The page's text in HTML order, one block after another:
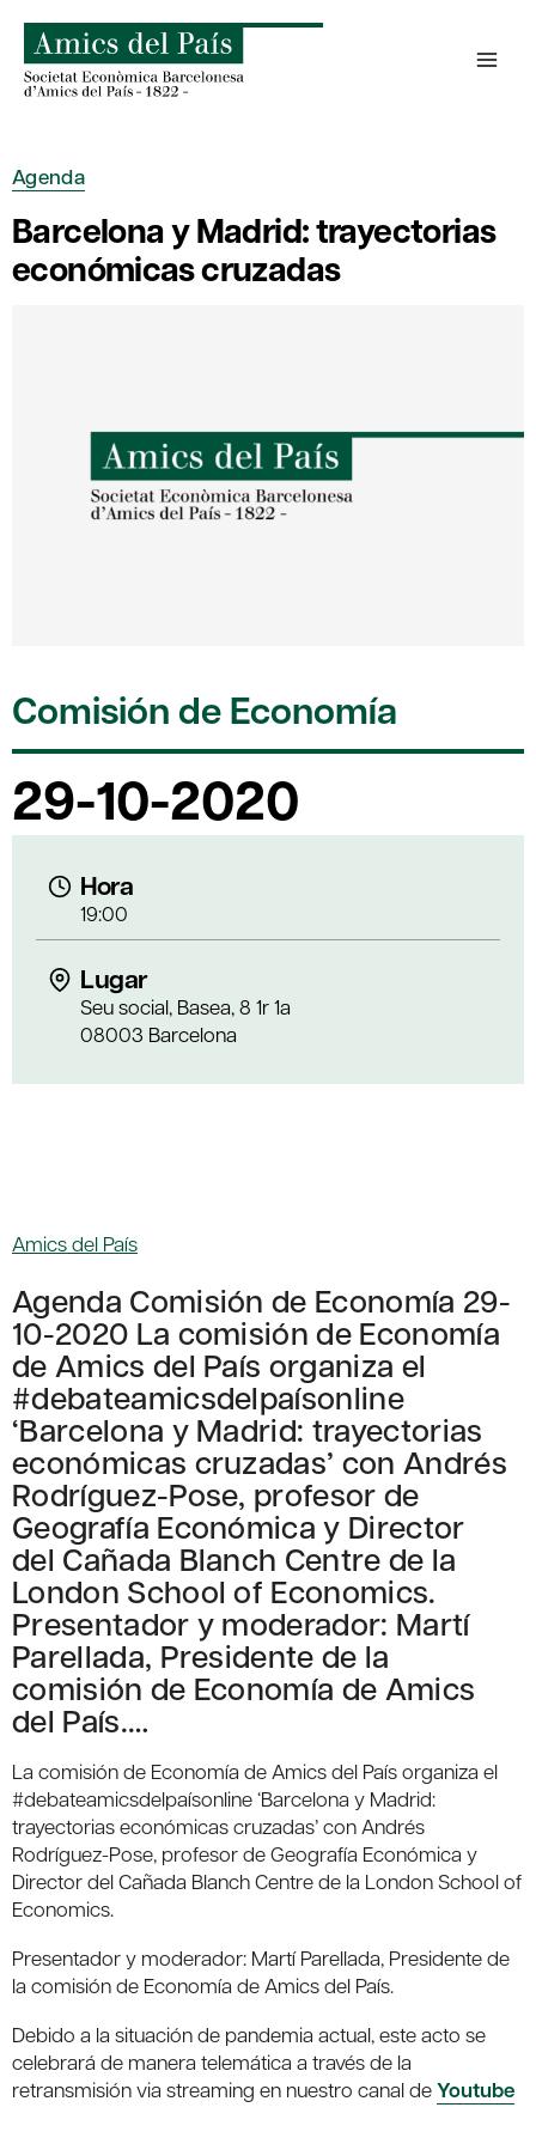
contenido
Agenda
Barcelona y Madrid: trayectorias
económicas cruzadas
Comisión de Economía
29-10-2020
Hora
19:00
Lugar
Seu social, Basea, 8 1r 1a
08003 Barcelona
Amics del País
Agenda Comisión de Economía 29-
10-2020 La comisión de Economía
de Amics del País organiza el
#debateamicsdelpaísonline
‘Barcelona y Madrid: trayectorias
económicas cruzadas’ con Andrés
Rodríguez-Pose, profesor de
Geografía Económica y Director
del Cañada Blanch Centre de la
London School of Economics.
Presentador y moderador: Martí
Parellada, Presidente de la
comisión de Economía de Amics
del País.…
La comisión de Economía de Amics del País organiza el
#debateamicsdelpaísonline ‘Barcelona y Madrid:
trayectorias económicas cruzadas’ con Andrés
Rodríguez-Pose, profesor de Geografía Económica y
Director del Cañada Blanch Centre de la London School of
Economics.
Presentador y moderador: Martí Parellada, Presidente de
la comisión de Economía de Amics del País.
Debido a la situación de pandemia actual, este acto se
celebrará de manera telemática a través de la
retransmisión via streaming en nuestro canal deYoutube